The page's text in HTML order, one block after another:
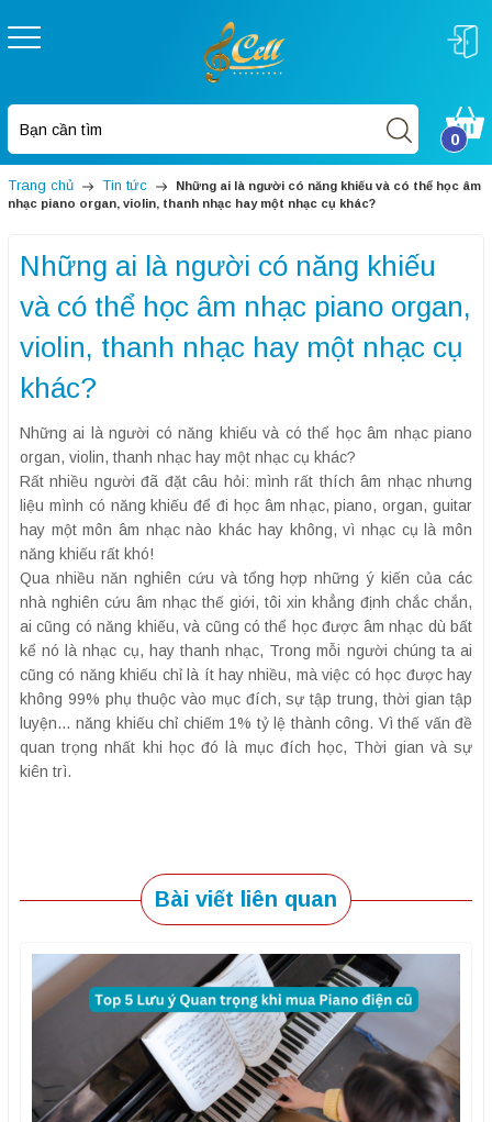
0
Trang chủ Tin tức
Những ai là người có năng khiếu và có thể học âm
nhạc piano organ, violin, thanh nhạc hay một nhạc cụ khác?
Những ai là người có năng khiếu
và có thể học âm nhạc piano organ,
violin, thanh nhạc hay một nhạc cụ
khác?
Những ai là người có năng khiếu và có thể học âm nhạc piano
organ, violin, thanh nhạc hay một nhạc cụ khác?
Rất nhiều người đã đặt câu hỏi: mình rất thích âm nhạc nhưng
liệu mình có năng khiếu để đi học âm nhạc, piano, organ, guitar
hay một môn âm nhạc nào khác hay không, vì nhạc cụ là môn
năng khiếu rất khó!
Qua nhiều năn nghiên cứu và tổng hợp những ý kiến của các
nhà nghiên cứu âm nhạc thế giới, tôi xin khẳng định chắc chắn,
ai cũng có năng khiếu, và cũng có thể học được âm nhạc dù bất
kể nó là nhạc cụ, hay thanh nhạc, Trong mỗi người chúng ta ai
cũng có năng khiếu chỉ là ít hay nhiều, mà việc có học được hay
không 99% phụ thuộc vào mục đích, sự tập trung, thời gian tập
luyện… năng khiếu chỉ chiếm 1% tỷ lệ thành công. Vì thế vấn đề
quan trọng nhất khi học đó là mục đích học, Thời gian và sự
kiên trì.
Bài viết liên quan